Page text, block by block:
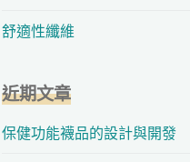
舒適性纖維
近期文章
保健功能襪品的設計與開發